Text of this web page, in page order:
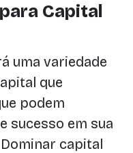
Capital
uma variedade
que
podem
sucesso em sua
capital